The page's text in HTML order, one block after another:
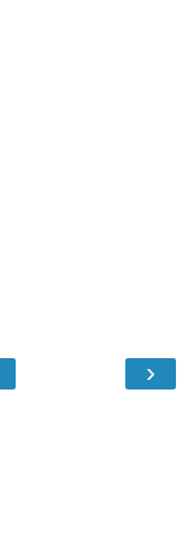
›